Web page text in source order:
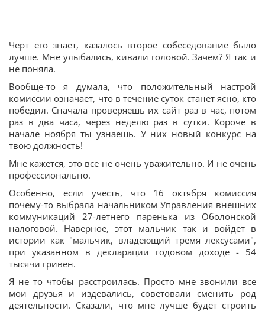
Черт его знает, казалось второе собеседование было
лучше. Мне улыбались, кивали головой. Зачем? Я так и
не поняла.
Вообще-то я думала, что положительный настрой
комиссии означает, что в течение суток станет ясно, кто
победил. Сначала проверяешь их сайт раз в час, потом
раз в два часа, через неделю раз в сутки. Короче в
начале ноября ты узнаешь. У них новый конкурс на
твою должность!
Мне кажется, это все не очень уважительно. И не очень
профессионально.
Особенно, если учесть, что 16 октября комиссия
почему-то выбрала начальником Управления внешних
коммуникаций 27-летнего паренька из Оболонской
налоговой. Наверное, этот мальчик так и войдет в
истории как "мальчик, владеющий тремя лексусами",
при указанном в декларации годовом доходе - 54
тысячи гривен.
Я не то чтобы расстроилась. Просто мне звонили все
мои друзья и издевались, советовали сменить род
деятельности. Сказали, что мне лучше будет строить